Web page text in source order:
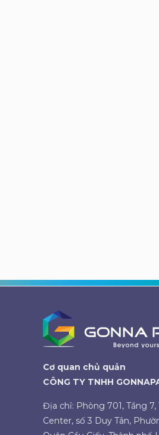
Cơ quan chủ quản
CÔNG TY TNHH
Địa chỉ: Phòng 701, Tầng 7,
Center, số 3 Duy Tân,